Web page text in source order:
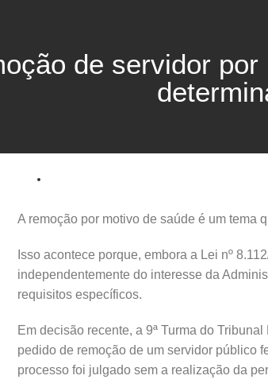
de servidor
A remoção por motivo de saúde é um tema
Isso acontece porque, embora a Lei nº
independentemente do interesse da
requisitos específicos.
Em decisão recente, a 9ª Turma do
pedido de remoção de um servidor público
processo foi julgado sem a realização da